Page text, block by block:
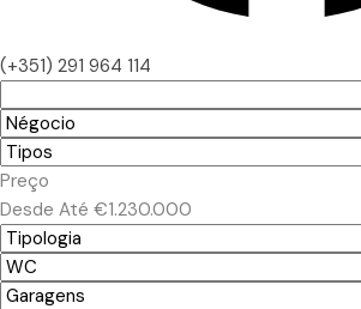
(+351) 291 964 114
Preço
Desde Até €1.230.000